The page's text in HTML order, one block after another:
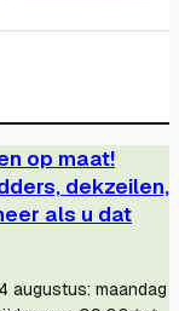
op maat!
dekzeilen,
als u dat
augustus: maandag